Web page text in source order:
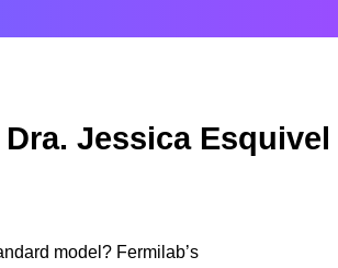
Jessica
model? Fermilab’s